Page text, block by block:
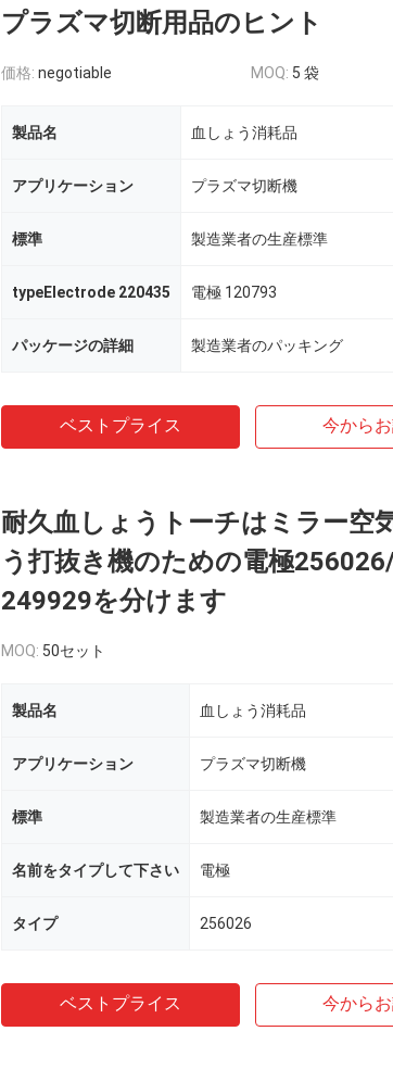
プラズマ切断用品のヒント
価格: negotiable MOQ: 5 袋
製品名 血しょう消耗品
アプリケーション プラズマ切断機
標準 製造業者の生産標準
typeElectrode 220435 電極 120793
パッケージの詳細 製造業者のパッキング
ベストプライス 今から
耐久血しょうトーチはミラー空
う打抜き機のための電極
249929を分けます
MOQ: 50セット
製品名 血しょう消耗品
アプリケーション プラズマ切断機
標準 製造業者の生産標準
名前をタイプして下さい 電極
タイプ 256026
ベストプライス 今から